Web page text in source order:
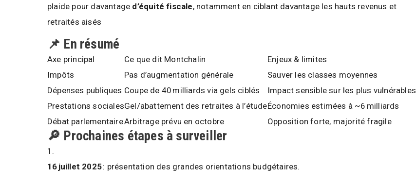
plaide pour davantage d’équité fiscale, notamment en ciblant davantage les hauts revenus et
retraités aisés
📌 En résumé
Axe principal Ce que dit Montchalin
Enjeux & limites
Impôts
Pas d’augmentation générale
Sauver les classes moyennes
Dépenses publiques Coupe de 40 milliards via gels ciblés
Impact sensible sur les plus vulnérables
Prestations socialesGel/abattement des retraites à l’étudeÉconomies estimées à ~6 milliards
Débat parlementaireArbitrage prévu en octobre Opposition forte, majorité fragile
🔎 Prochaines étapes à surveiller
16 juillet 2025: présentation des grandes orientations budgétaires.